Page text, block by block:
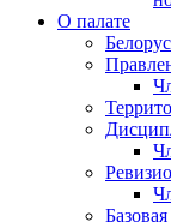
О палате